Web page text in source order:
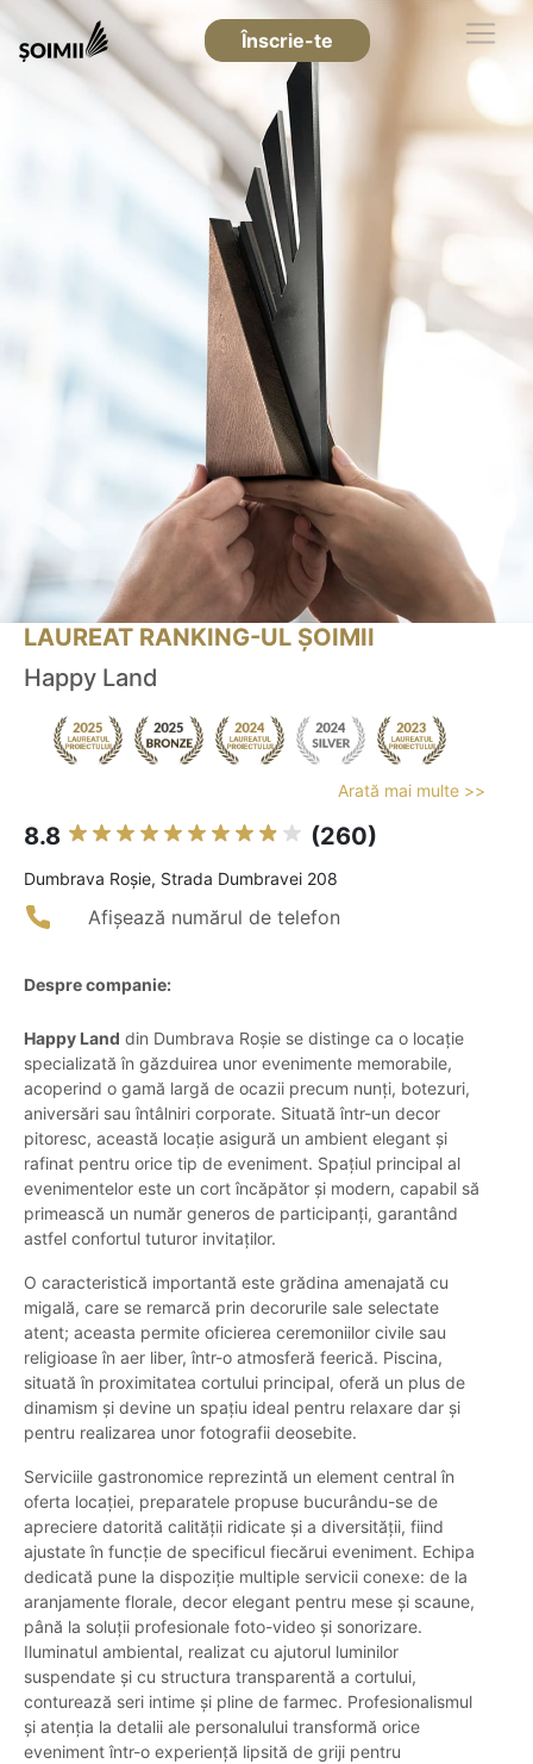
Înscrie-te
LAUREAT RANKING-UL ȘOIMII
Happy Land
Arată mai multe >>
8.8 (260)
Dumbrava Roşie, Strada Dumbravei 208
Afișează numărul de telefon
Despre companie:
Happy Land din Dumbrava Roșie se distinge ca o locație
specializată în găzduirea unor evenimente memorabile,
acoperind o gamă largă de ocazii precum nunți, botezuri,
aniversări sau întâlniri corporate. Situată într-un decor
pitoresc, această locație asigură un ambient elegant și
rafinat pentru orice tip de eveniment. Spațiul principal al
evenimentelor este un cort încăpător și modern, capabil să
primească un număr generos de participanți, garantând
astfel confortul tuturor invitaților.
O caracteristică importantă este grădina amenajată cu
migală, care se remarcă prin decorurile sale selectate
atent; aceasta permite oficierea ceremoniilor civile sau
religioase în aer liber, într-o atmosferă feerică. Piscina,
situată în proximitatea cortului principal, oferă un plus de
dinamism și devine un spațiu ideal pentru relaxare dar și
pentru realizarea unor fotografii deosebite.
Serviciile gastronomice reprezintă un element central în
oferta locației, preparatele propuse bucurându-se de
apreciere datorită calității ridicate și a diversității, fiind
ajustate în funcție de specificul fiecărui eveniment. Echipa
dedicată pune la dispoziție multiple servicii conexe: de la
aranjamente florale, decor elegant pentru mese și scaune,
până la soluții profesionale foto-video și sonorizare.
Iluminatul ambiental, realizat cu ajutorul luminilor
suspendate și cu structura transparentă a cortului,
conturează seri intime și pline de farmec. Profesionalismul
și atenția la detalii ale personalului transformă orice
eveniment într-o experiență lipsită de griji pentru